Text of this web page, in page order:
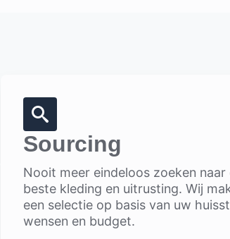
Sourcing
Nooit meer eindeloos zoeken naar
beste kleding en uitrusting. Wij
een selectie op basis van uw
wensen en budget.